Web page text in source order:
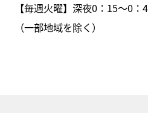
【毎週火曜】深夜0：15～0
（一部地域を除く）